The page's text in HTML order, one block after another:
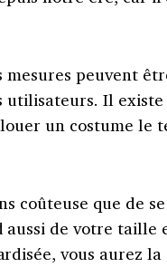
peuvent
utilisateurs. Il
un costume le
coûteuse que de
aussi de votre taille
vous aurez